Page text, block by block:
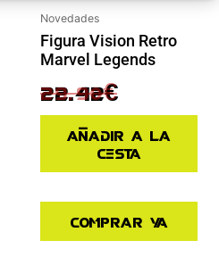
Novedades
Figura Vision Retro
Marvel Legends
29.90€
22.42€
Añadir a la
cesta
Comprar ya